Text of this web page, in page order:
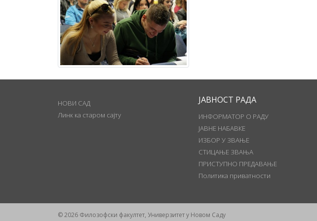
НОВИ САД
Линк ка старом сајту
ЈАВНОСТ РАДА
ИНФОРМАТОР О РАДУ
ЈАВНЕ НАБАВКЕ
ИЗБОР У ЗВАЊЕ
СТИЦАЊЕ ЗВАЊА
ПРИСТУПНО ПРЕДАВАЊЕ
Политика приватности
© 2026 Филозофски факултет, Универзитет у Новом Саду